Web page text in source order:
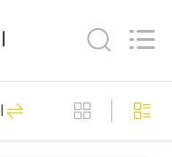
الصفحة
الرئيسية
Technology
Co.,
Reserved.